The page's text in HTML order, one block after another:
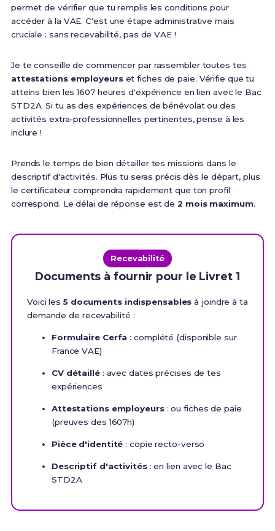
permet de vérifier que tu remplis les conditions pour
accéder à la VAE. C'est une étape administrative mais
cruciale : sans recevabilité, pas de VAE !
Je te conseille de commencer par rassembler toutes tes
attestations employeurset fiches de paie. Vérifie que tu
atteins bien les 1607 heures d'expérience en lien avec le Bac
STD2A. Si tu as des expériences de bénévolat ou des
activités extra-professionnelles pertinentes, pense à les
inclure !
Prends le temps de bien détailler tes missions dans le
descriptif d'activités. Plus tu seras précis dès le départ, plus
le certificateur comprendra rapidement que ton profil
correspond. Le délai de réponse est de2 mois maximum.
Recevabilité
Documents à fournir pour le Livret 1
Voici les 5 documents indispensables à joindre à ta
demande de recevabilité :
Formulaire Cerfa : complété (disponible sur
France VAE)
CV détaillé: avec dates précises de tes
expériences
Attestations employeurs: ou fiches de paie
(preuves des 1607h)
Pièce d'identité : copie recto-verso
Descriptif d'activités: en lien avec le Bac
STD2A